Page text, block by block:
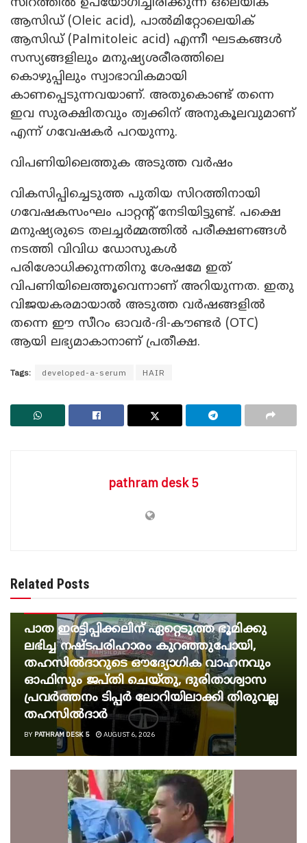
ആസിഡ് (Oleic acid), പാൽമിറ്റോലെയിക്
ആസിഡ് (Palmitoleic acid) എന്നീ ഘടകങ്ങൾ
സസ്യങ്ങളിലും മനുഷ്യശരീരത്തിലെ
കൊഴുപ്പിലും സ്വാഭാവികമായി
കാണപ്പെടുന്നവയാണ്. അതുകൊണ്ട് തന്നെ
ഇവ സുരക്ഷിതവും ത്വക്കിന് അനുകൂലവുമാണ്
എന്ന് ഗവേഷകർ പറയുന്നു.
വിപണിയിലെത്തുക അടുത്ത വർഷം
വികസിപ്പിച്ചെടുത്ത പുതിയ സിറത്തിനായി
ഗവേഷകസംഘം പാറ്റന്റ് നേടിയിട്ടുണ്ട്. പക്ഷെ
മനുഷ്യരുടെ തലച്ചർമ്മത്തിൽ പരീക്ഷണങ്ങൾ
നടത്തി വിവിധ ഡോസുകൾ
പരിശോധിക്കുന്നതിനു ശേഷമേ ഇത്
വിപണിയിലെത്തൂവെന്നാണ് അറിയുന്നത. ഇതു
വിജയകരമായാൽ അടുത്ത വർഷങ്ങളിൽ
തന്നെ ഈ സീറം ഓവർ-ദി-കൗണ്ടർ (OTC)
ആയി ലഭ്യമാകാനാണ് പ്രതീക്ഷ.
Tags: developed-a-serum HAIR
pathram desk 5
Related Posts
പാത ഇരട്ടിപ്പിക്കലിന് ഏറ്റെടുത്ത ഭൂമിക്കു
ലഭിച്ച നഷ്ടപരിഹാരം കുറഞ്ഞുപോയി,
തഹസിൽദാറുടെ ഔദ്യോ​ഗിക വാഹനവും
ഓഫിസും ജപ്തി ചെയ്തു, ദുരിതാശ്വാസ
പ്രവർത്തനം ടിപ്പർ ലോറിയിലാക്കി തിരുവല്ല
തഹസിൽദാർ
BY PATHRAM DESK 5 AUGUST 6, 2026